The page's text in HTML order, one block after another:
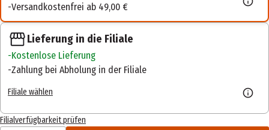
Versandkostenfrei ab 49,00 €
Lieferung in die Filiale
Kostenlose Lieferung
Zahlung bei Abholung in der Filiale
Filiale wählen
Filialverfügbarkeit prüfen